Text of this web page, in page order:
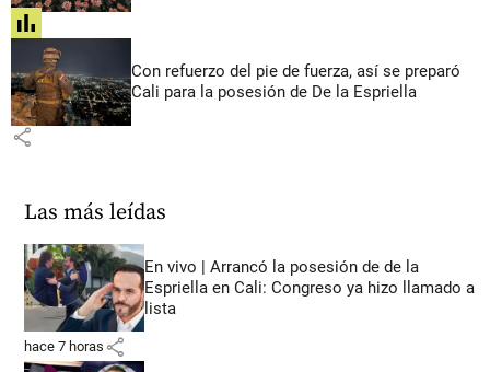
share
Con refuerzo del pie de fuerza, así se preparó
Cali para la posesión de De la Espriella
share
Las más leídas
En vivo | Arrancó la posesión de de la
Espriella en Cali: Congreso ya hizo llamado a
lista
hace 7 horas share